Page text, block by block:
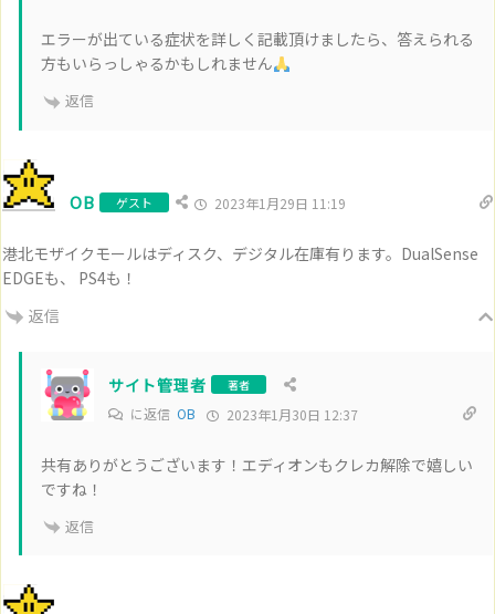
エラーが出ている症状を詳しく記載頂けましたら、答えられる
方もいらっしゃるかもしれません
返信
OB ゲスト 2023年1月29日 11:19
港北モザイクモールはディスク、デジタル在庫有ります。DualSense
EDGEも、 PS4も！
返信
サイト管理者 著者
に返信 OB 2023年1月30日 12:37
共有ありがとうございます！エディオンもクレカ解除で嬉しい
ですね！
返信